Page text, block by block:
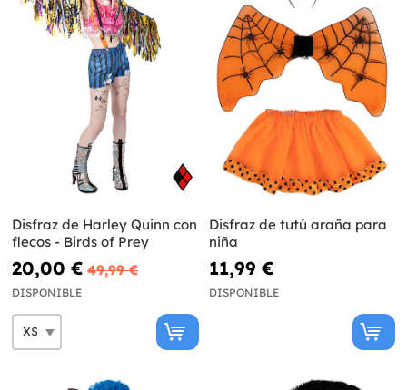
Disfraz de Harley Quinn con
flecos - Birds of Prey
20,00 € 49,99 €
DISPONIBLE
Disfraz de tutú araña para
niña
11,99 €
DISPONIBLE